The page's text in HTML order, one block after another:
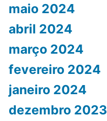
maio 2024
abril 2024
março 2024
fevereiro 2024
janeiro 2024
dezembro 2023